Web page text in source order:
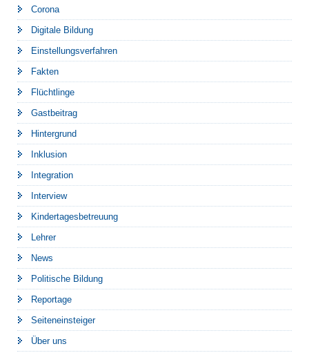
Corona
Digitale Bildung
Einstellungsverfahren
Fakten
Flüchtlinge
Gastbeitrag
Hintergrund
Inklusion
Integration
Interview
Kindertagesbetreuung
Lehrer
News
Politische Bildung
Reportage
Seiteneinsteiger
Über uns